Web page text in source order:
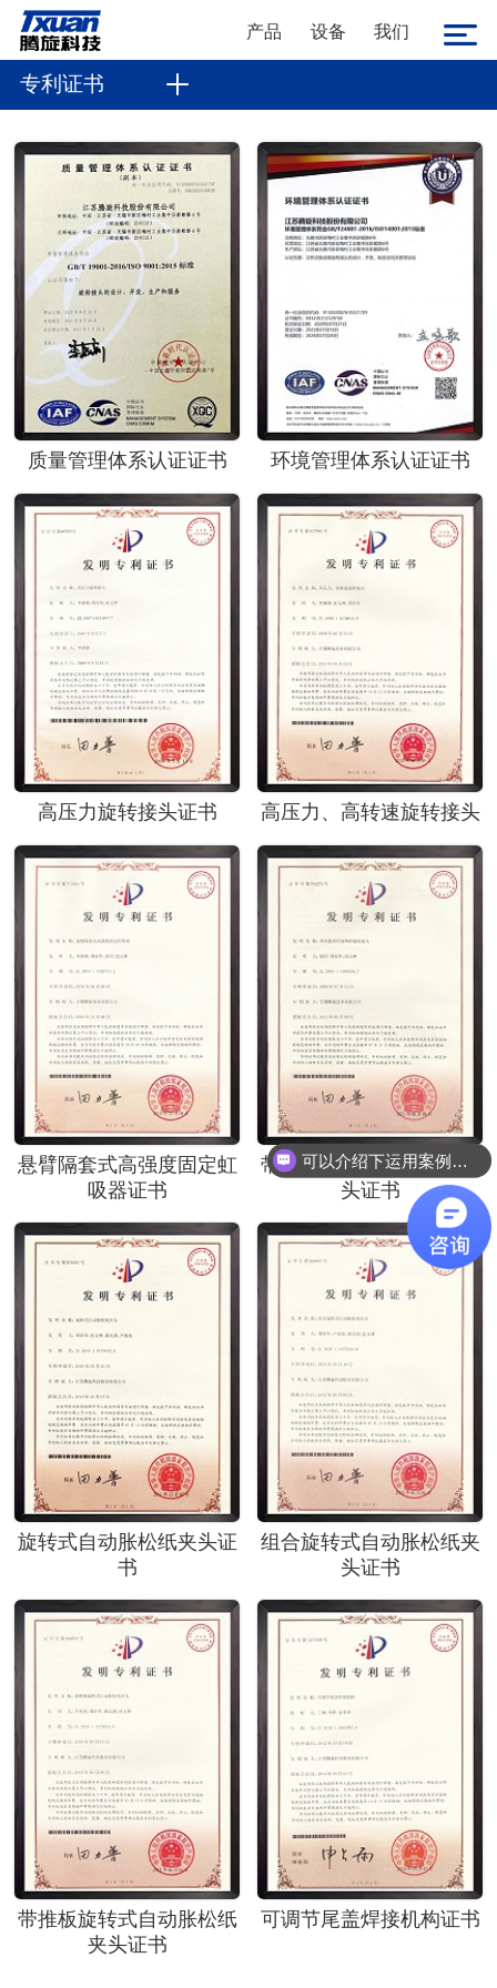
产品 设备 我们
专利证书
质量管理体系认证证书 环境管理体系认证证书
高压力旋转接头证书 高压力、高转速旋转接头
悬臂隔套式高强度固定虹
吸器证书
带有温差区结构的旋转接
头证书
旋转式自动胀松纸夹头证
书
组合旋转式自动胀松纸夹
头证书
带推板旋转式自动胀松纸
夹头证书
可调节尾盖焊接机构证书